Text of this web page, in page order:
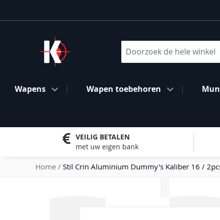
naar
inhoud
Wapens Wapen toebehoren
VEILIG BETALEN
met uw eigen bank
Home Stil Crin Aluminium Dummy's Kaliber 16 /